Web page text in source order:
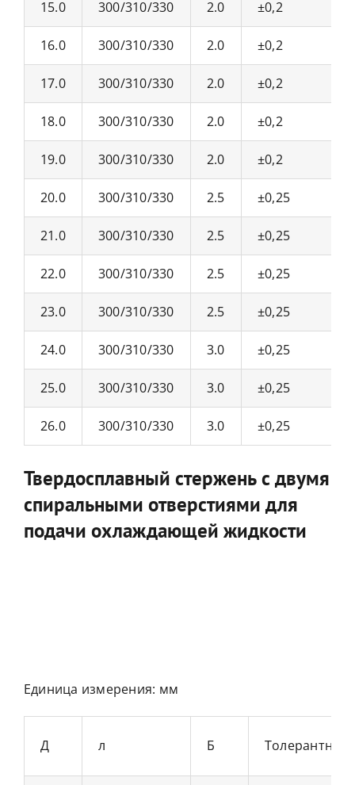
15.0 300/310/330 2.0 ±0,2
16.0 300/310/330 2.0 ±0,2
17.0 300/310/330 2.0 ±0,2
18.0 300/310/330 2.0 ±0,2
19.0 300/310/330 2.0 ±0,2
20.0 300/310/330 2.5 ±0,25
21.0 300/310/330 2.5 ±0,25
22.0 300/310/330 2.5 ±0,25
23.0 300/310/330 2.5 ±0,25
24.0 300/310/330 3.0 ±0,25
25.0 300/310/330 3.0 ±0,25
26.0 300/310/330 3.0 ±0,25
Твердосплавный стержень с двумя
спиральными отверстиями для
подачи охлаждающей жидкости
Единица измерения: мм
Д л Б